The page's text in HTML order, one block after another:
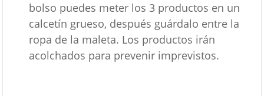
bolso puedes meter los 3 productos en un
calcetín grueso, después guárdalo entre la
ropa de la maleta. Los productos irán
acolchados para prevenir imprevistos.